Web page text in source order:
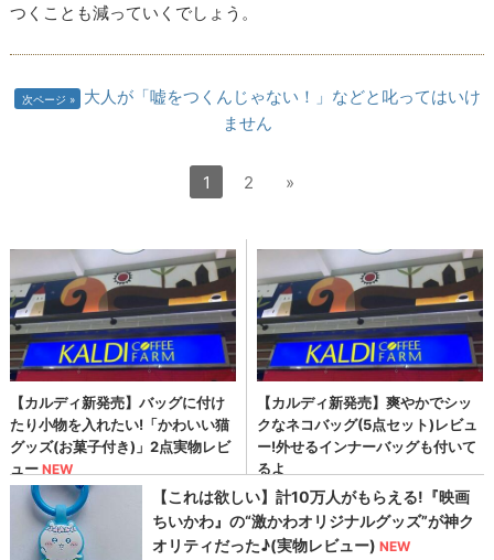
つくことも減っていくでしょう。
次ページ
大人が「嘘をつくんじゃない！」などと叱ってはいけ
ません
1 2 »